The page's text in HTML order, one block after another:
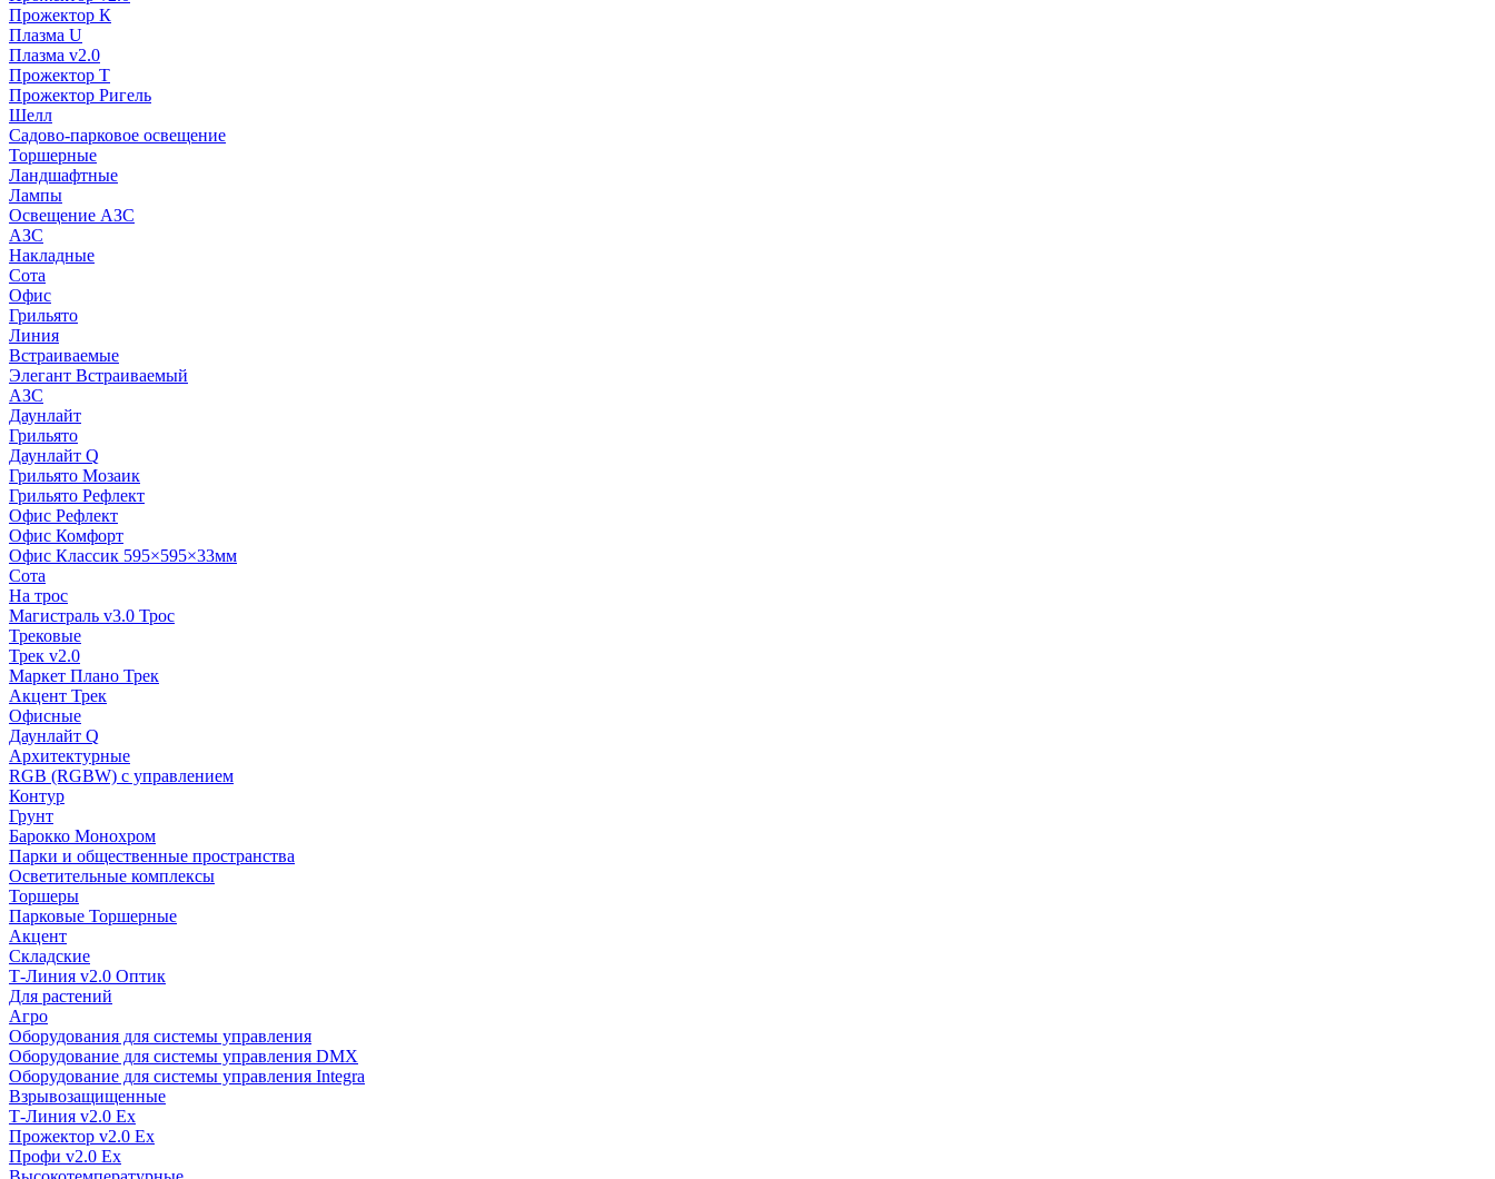
Прожектор К
Плазма U
Плазма v2.0
Прожектор Т
Прожектор Ригель
Шелл
Садово-парковое освещение
Торшерные
Ландшафтные
Лампы
Освещение АЗС
АЗС
Накладные
Сота
Офис
Грильято
Линия
Встраиваемые
Элегант Встраиваемый
АЗС
Даунлайт
Грильято
Даунлайт Q
Грильято Мозаик
Грильято Рефлект
Офис Рефлект
Офис Комфорт
Офис Классик 595×595×33мм
Сота
На трос
Магистраль v3.0 Трос
Трековые
Трек v2.0
Маркет Плано Трек
Акцент Трек
Офисные
Даунлайт Q
Архитектурные
RGB (RGBW) с управлением
Контур
Грунт
Барокко Монохром
Парки и общественные пространства
Осветительные комплексы
Торшеры
Парковые Торшерные
Акцент
Складские
Т-Линия v2.0 Оптик
Для растений
Агро
Оборудования для системы управления
Оборудование для системы управления DMX
Оборудование для системы управления Integra
Взрывозащищенные
Т-Линия v2.0 Ex
Прожектор v2.0 Ex
Профи v2.0 Ex